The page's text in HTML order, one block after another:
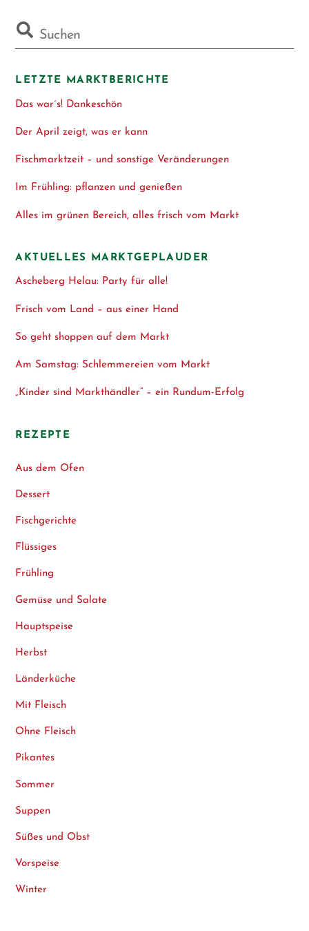
LETZTE MARKTBERICHTE
Das war´s! Dankeschön
Der April zeigt, was er kann
Fischmarktzeit – und sonstige Veränderungen
Im Frühling: pflanzen und genießen
Alles im grünen Bereich, alles frisch vom Markt
AKTUELLES MARKTGEPLAUDER
Ascheberg Helau: Party für alle!
Frisch vom Land – aus einer Hand
So geht shoppen auf dem Markt
Am Samstag: Schlemmereien vom Markt
„Kinder sind Markthändler“ – ein Rundum-Erfolg
REZEPTE
Aus dem Ofen
Dessert
Fischgerichte
Flüssiges
Frühling
Gemüse und Salate
Hauptspeise
Herbst
Länderküche
Mit Fleisch
Ohne Fleisch
Pikantes
Sommer
Suppen
Süßes und Obst
Vorspeise
Winter